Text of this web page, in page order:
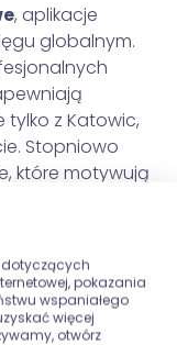
, aplikacje
globalnym.
z Katowic,
Stopniowo
które motywują
klientów z
jak i
w sieci.
pokazania
wspaniałego
więcej
otwórz